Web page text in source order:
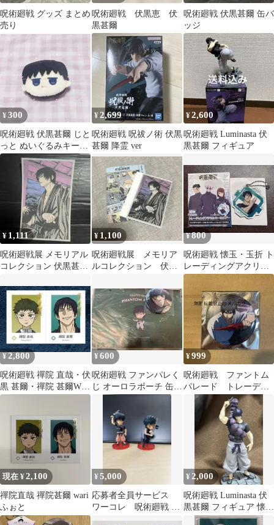
呪術廻戦 グッズ まとめ
売り
呪術廻戦 伏黒恵 伏
黒甚爾
呪術廻戦 伏黒甚爾 缶バ
ッジ
¥300
呪術廻戦 伏黒甚爾 じと
っと ぬいぐるみキーホ
ルダー 懐玉・玉折
¥2,699
呪術廻戦 呪祓ノ術 伏黒
甚爾 降霊 ver
¥2,600
呪術廻戦 Luminasta 伏
黒甚爾 フィギュア
¥ 1,111
呪術廻戦展 メモリアル
コレクション 伏黒甚爾
¥ 1,100
呪術廻戦展 メモリア
ルコレクション 伏黒
¥800
呪術廻戦 懐玉・玉折 ト
レーディングアクリル
キーホルダー アクキー
伏黒甚爾
¥ 2,800
呪術廻戦 禪院 直哉・伏
黒 甚爾・禪院 甚爾Wari
ふぉと
¥600
呪術廻戦 ファンパレく
じ オーロラポーチ 缶バ
¥999
呪術廻戦 ファントム
パレード トレーディ
ングイラスト缶バッ
ジ 伏黒甚爾
現在 ¥2,100
禪院直哉 禪院甚爾 wari
ふぉと
¥5,000
応募者全員サービス
ワーコレ 呪術廻戦 伏
黒甚爾 フィギュア 2体
¥2,000
呪術廻戦 Luminasta 伏
黒甚爾 フィギュア 懐
玉・玉折 開封済み